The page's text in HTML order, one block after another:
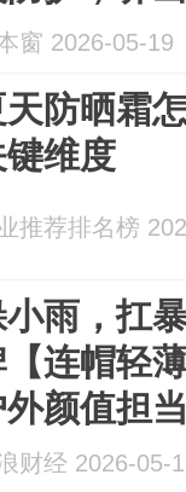
窗 2026-05-19
天防晒霜
键维度
推荐排名榜
雨，扛
【连帽轻
外颜值担
财经 2026-05-